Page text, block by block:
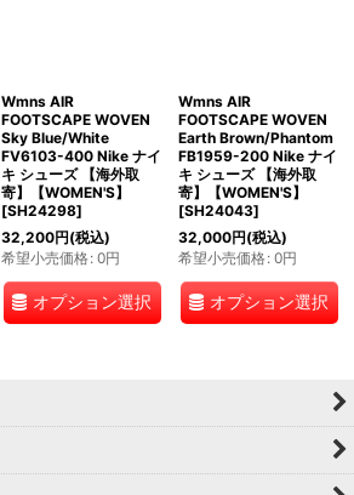
Wmns AIR
FOOTSCAPE WOVEN
Sky Blue/White
FV6103-400 Nike ナイ
キ シューズ 【海外取
寄】【WOMEN'S】
[SH24298]
32,200円(税込)
希望小売価格: 0円
オプション選択
Wmns AIR
FOOTSCAPE WOVEN
Earth Brown/Phantom
FB1959-200 Nike ナイ
キ シューズ 【海外取
寄】【WOMEN'S】
[SH24043]
32,000円(税込)
希望小売価格: 0円
オプション選択